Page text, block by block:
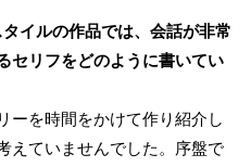
イルの作品では、会話が非常
セリフをどのように書いてい
ーを時間をかけて作り紹介し
えていませんでした。序盤で